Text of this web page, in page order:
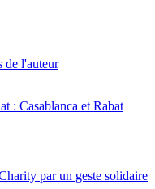
de l'auteur
: Casablanca et Rabat
par un geste solidaire